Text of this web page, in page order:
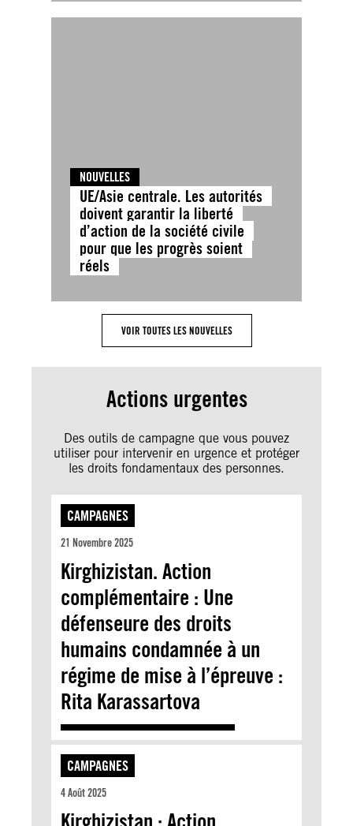
NOUVELLES
UE/Asie centrale. Les autorités
doivent garantir la liberté
d’action de la société civile
pour que les progrès soient
réels
VOIR TOUTES LES NOUVELLES
Actions urgentes
Des outils de campagne que vous pouvez
utiliser pour intervenir en urgence et protéger
les droits fondamentaux des personnes.
CAMPAGNES
21 Novembre 2025
Kirghizistan. Action
complémentaire : Une
défenseure des droits
humains condamnée à un
régime de mise à l’épreuve :
Rita Karassartova
CAMPAGNES
4 Août 2025